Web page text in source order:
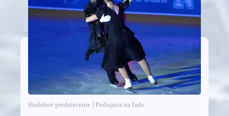
Hudobné predstavenie Podujatia na ľade